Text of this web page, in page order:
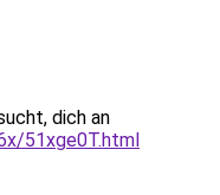
dich an
51xge0T.html